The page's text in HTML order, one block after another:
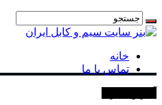
خانه
تماس با ما